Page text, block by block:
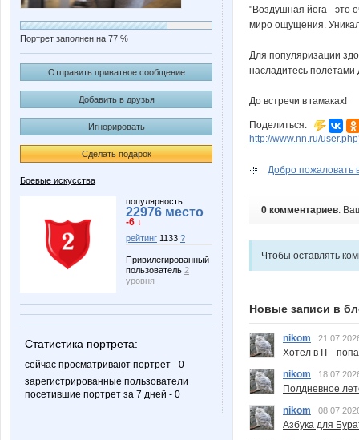
Портрет заполнен на 77 %
Отправить приватное сообщение
Добавить в друзья
Игнорировать
Сделать подарок
Боевые искусства
популярность:
22976 место
-6 ↓
рейтинг 1133 ?
Привилегированный
пользователь 2
уровня
Статистика портрета:
сейчас просматривают портрет - 0
зарегистрированные пользователи
посетившие портрет за 7 дней - 0
"Воздушная йога - это
миро ощущения.
Для популяризации
насладитесь полётами
До встречи в гамаках!
Поделиться:
http://www.nn.ru/
Добро пожаловать
0 комментариев.
Чтобы оставлять
Новые записи в
nikom
Хотел в IT -
nikom
Полдневное
nikom
Азбука для